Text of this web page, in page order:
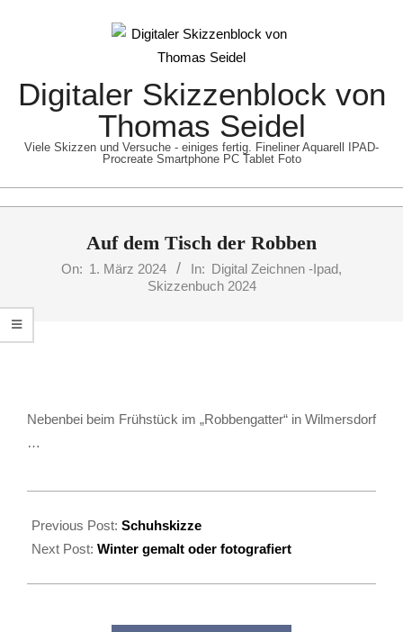
Digitaler Skizzenblock von
Thomas Seidel
Viele Skizzen und Versuche - einiges fertig. Fineliner Aquarell IPAD-
Procreate Smartphone PC Tablet Foto
Auf dem Tisch der Robben
On: 1. März 2024 In: Digital Zeichnen -Ipad,
Skizzenbuch 2024
Nebenbei beim Frühstück im „Robbengatter“ in Wilmersdorf
…
03-
01
Previous Post: Schuhskizze
Next Post: Winter gemalt oder fotografiert